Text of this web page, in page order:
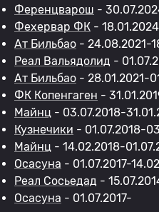
Ференцварош -
Фехервар ФК -
Ат Бильбао - 24.08.2021-
Реал Вальядолид -
Ат Бильбао - 28.01.2021-
ФК Копенгаген -
Майнц - 03.07.2018-
Кузнечики - 01.07.2018-
Майнц - 14.02.2018-
Осасуна - 01.07.2017-
Реал Сосьедад -
Осасуна - 01.07.2017-